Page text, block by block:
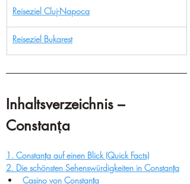
Reiseziel Cluj-Napoca
Reiseziel Bukarest
Inhaltsverzeichnis –
Constanța
1. Constanța auf einen Blick (Quick Facts)
2. Die schönsten Sehenswürdigkeiten in Constanța
Casino von Constanța